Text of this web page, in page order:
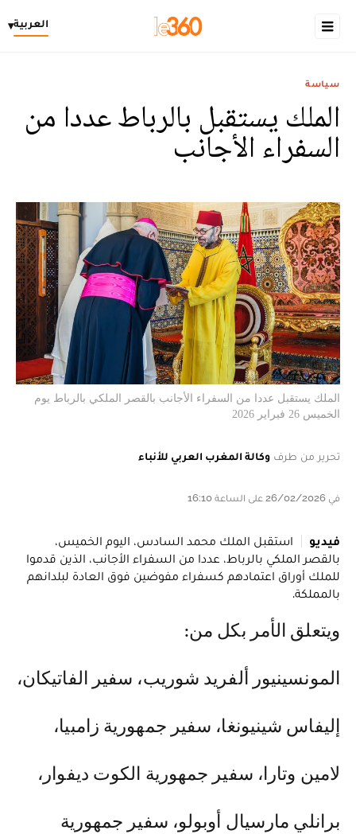
العربية▾
سياسة
الملك يستقبل بالرباط عددا من
السفراء الأجانب
الملك يستقبل عددا من السفراء الأجانب بالقصر الملكي بالرباط يوم
الخميس 26 فبراير 2026
تحرير من طرف وكالة المغرب العربي للأنباء
في 26/02/2026 على الساعة 16:10
فيديو
استقبل الملك محمد السادس، اليوم الخميس،
بالقصر الملكي بالرباط، عددا من السفراء الأجانب، الذين قدموا
للملك أوراق اعتمادهم كسفراء مفوضين فوق العادة لبلدانهم
بالمملكة.
ويتعلق الأمر بكل من:
المونسينيور ألفريد شوريب، سفير الفاتيكان،
إليفاس شينيونغا، سفير جمهورية زامبيا،
لامين وتارا، سفير جمهورية الكوت ديفوار،
برانلي مارسيال أوبولو، سفير جمهورية